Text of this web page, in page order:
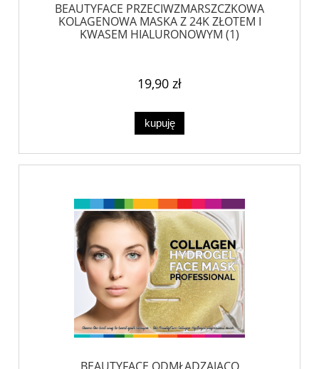
BEAUTYFACE PRZECIWZMARSZCZKOWA
KOLAGENOWA MASKA Z 24K ZŁOTEM I
KWASEM HIALURONOWYM (1)
19,90 zł
kupuję